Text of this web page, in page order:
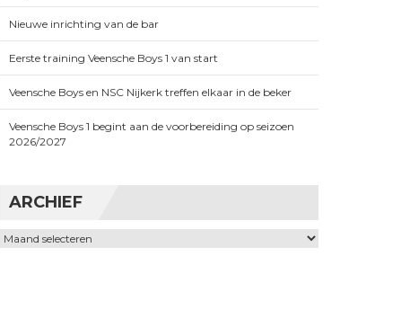
Nieuwe inrichting van de bar
Eerste training Veensche Boys 1 van start
Veensche Boys en NSC Nijkerk treffen elkaar in de beker
Veensche Boys 1 begint aan de voorbereiding op seizoen
2026/2027
ARCHIEF
Archief